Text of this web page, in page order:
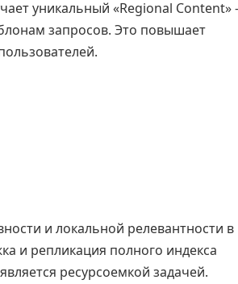
уникальный «Regional
запросов. Это повышает
и локальной релевантности в
и репликация полного индекса
ресурсоемкой задачей.